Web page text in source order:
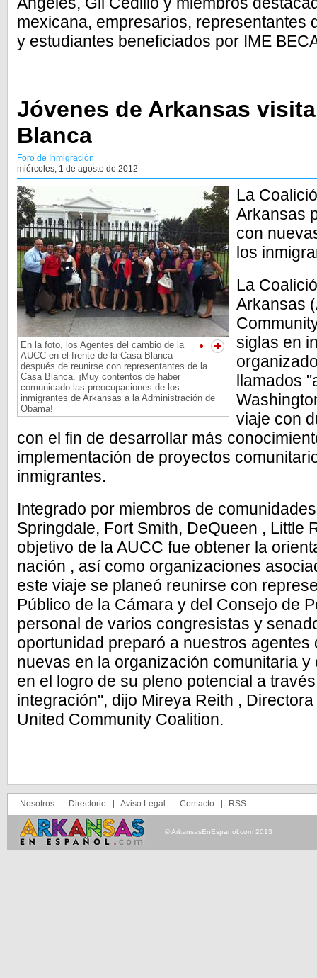
mexicana, empresarios, representantes
y estudiantes beneficiados por IME
Jóvenes de Arkansas
Blanca
Foro de Inmigración
miércoles, 1 de agosto de 2012
En la foto, los Agentes del cambio de la
AUCC en el frente de la Casa Blanca
después de reunirse con representantes de la
Casa Blanca. ¡Muy contentos de haber
comunicado las preocupaciones de los
inmigrantes de Arkansas a la Administración de
Obama!
La
Arkansas
con
los
La
Arkansas
siglas en
llamados
viaje con
con el fin de desarrollar más
implementación de proyectos
inmigrantes.
Integrado por miembros de
Springdale, Fort Smith, DeQueen , Little
objetivo de la AUCC fue obtener la
nación , así como organizaciones
este viaje se planeó reunirse con
Público de la Cámara y del Consejo de
personal de varios congresistas y
oportunidad preparó a nuestros agentes
nuevas en la organización comunitaria
en el logro de su pleno potencial a
integración", dijo Mireya Reith ,
United Community Coalition.
Nosotros Directorio Aviso Legal Contacto RSS
© ArkansasEnEspanol.com 2013